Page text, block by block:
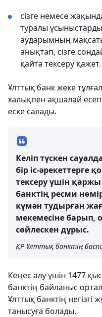
сізге немесе
туралы
аударымның
анықтап, сізге
қайта тексеру қажет.
Ұлттық банк жеке
халықпен ақшалай есеп
еске салады.
Келіп түскен
бір іс-әрекеттерге
тексеру үшін
банктің ресми
күмән тудырған
мекемесіне барып,
сөйлескен дұрыс.
ҚР Ұлттық банктің
Кеңес алу үшін 1477
банктің байланыс
Ұлттық банктің
танысуға болады.